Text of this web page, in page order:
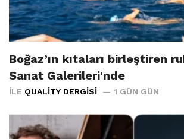
Boğaz’ın kıtaları birleştiren
Sanat Galerileri'nde
İLE QUALITY DERGISI 1 GÜN GÜN